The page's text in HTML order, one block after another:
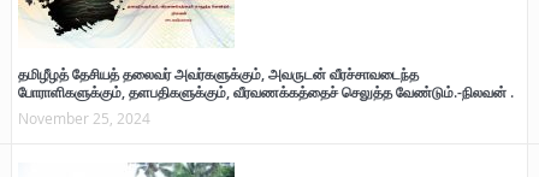
தமிழீழத் தேசியத் தலைவர் அவர்களுக்கும், அவருடன் வீரச்சாவடைந்த
போராளிகளுக்கும், தளபதிகளுக்கும், வீரவணக்கத்தைச் செலுத்த வேண்டும்.-நிலவன் .
November 25, 2024